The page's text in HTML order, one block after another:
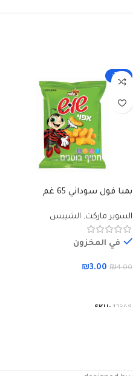
-25%
بمبا فول سوداني 65 غم
السوبر ماركت, الشيبس
في المخزون
₪4.00
₪3.00
SKU: 12368